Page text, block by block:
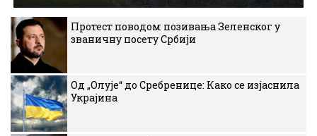
Протест поводом позивања Зеленског у
званичну посету Србији
Од „Олује“ до Сребренице: Како се изјаснила
Украјина